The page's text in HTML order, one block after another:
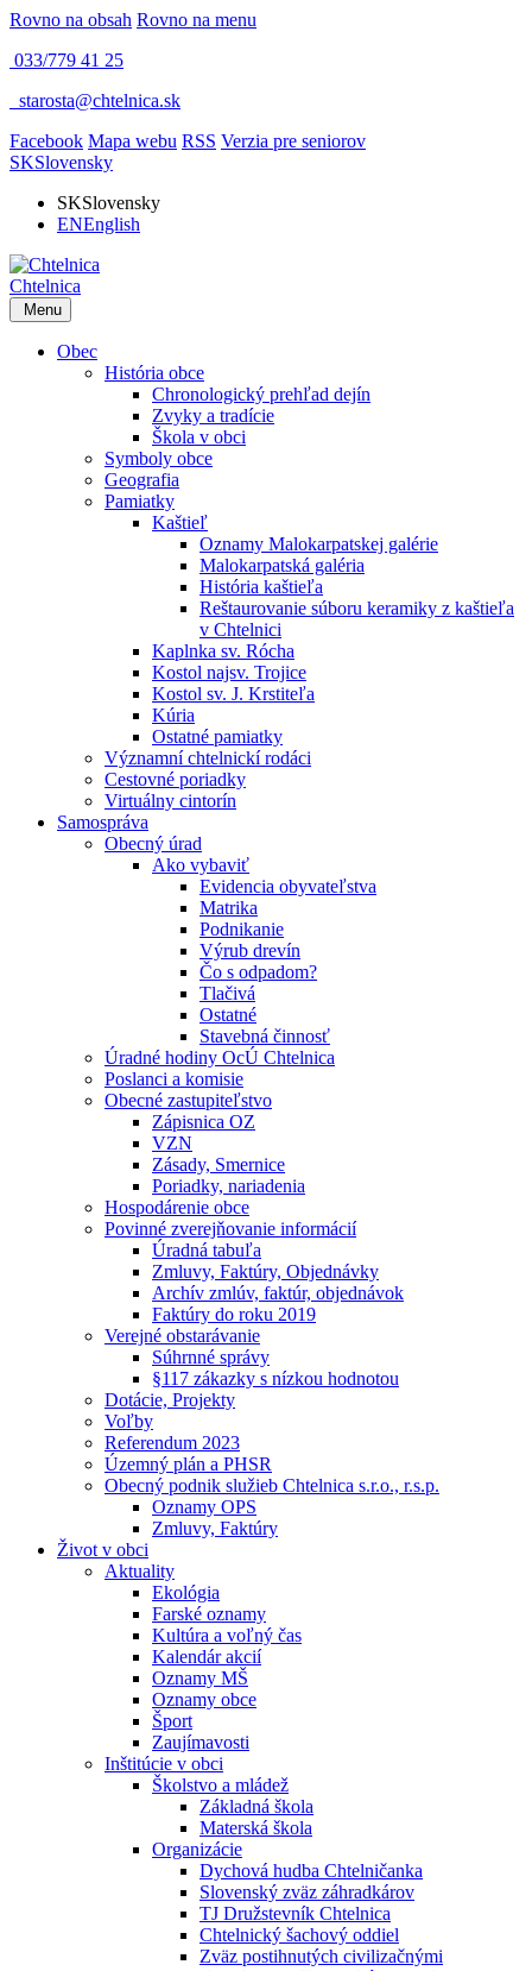
Rovno na obsah Rovno na menu
033/779 41 25
starosta@chtelnica.sk
Facebook Mapa webu RSS Verzia pre seniorov
SKSlovensky
SKSlovensky
ENEnglish
Chtelnica
Menu
Obec
História obce
Chronologický prehľad dejín
Zvyky a tradície
Škola v obci
Symboly obce
Geografia
Pamiatky
Kaštieľ
Oznamy Malokarpatskej galérie
Malokarpatská galéria
História kaštieľa
Reštaurovanie súboru keramiky z kaštieľa
v Chtelnici
Kaplnka sv. Rócha
Kostol najsv. Trojice
Kostol sv. J. Krstiteľa
Kúria
Ostatné pamiatky
Významní chtelnickí rodáci
Cestovné poriadky
Virtuálny cintorín
Samospráva
Obecný úrad
Ako vybaviť
Evidencia obyvateľstva
Matrika
Podnikanie
Výrub drevín
Čo s odpadom?
Tlačivá
Ostatné
Stavebná činnosť
Úradné hodiny OcÚ Chtelnica
Poslanci a komisie
Obecné zastupiteľstvo
Zápisnica OZ
VZN
Zásady, Smernice
Poriadky, nariadenia
Hospodárenie obce
Povinné zverejňovanie informácií
Úradná tabuľa
Zmluvy, Faktúry, Objednávky
Archív zmlúv, faktúr, objednávok
Faktúry do roku 2019
Verejné obstarávanie
Súhrnné správy
§117 zákazky s nízkou hodnotou
Dotácie, Projekty
Voľby
Referendum 2023
Územný plán a PHSR
Obecný podnik služieb Chtelnica s.r.o., r.s.p.
Oznamy OPS
Zmluvy, Faktúry
Život v obci
Aktuality
Ekológia
Farské oznamy
Kultúra a voľný čas
Kalendár akcií
Oznamy MŠ
Oznamy obce
Šport
Zaujímavosti
Inštitúcie v obci
Školstvo a mládež
Základná škola
Materská škola
Organizácie
Dychová hudba Chtelničanka
Slovenský zväz záhradkárov
TJ Družstevník Chtelnica
Chtelnický šachový oddiel
Zväz postihnutých civilizačnými